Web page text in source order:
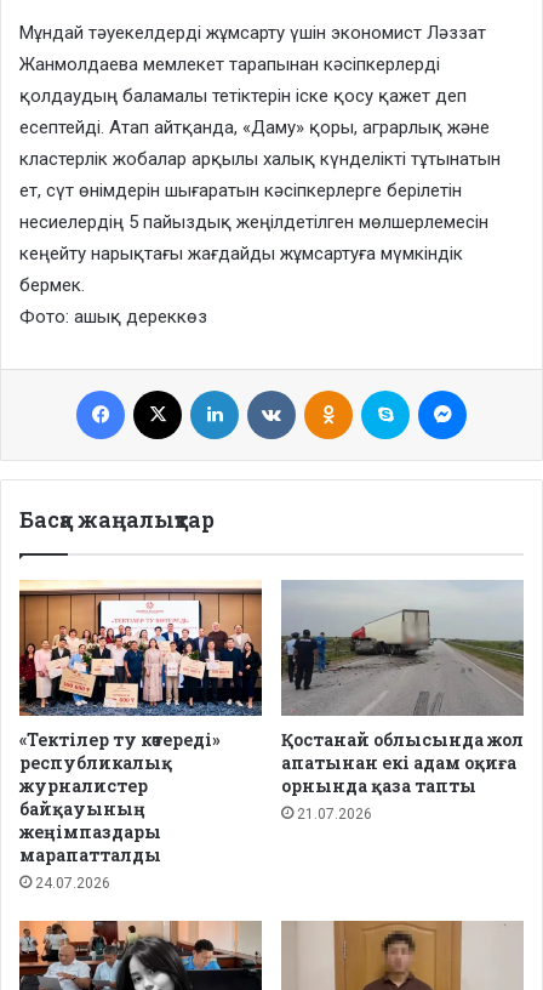
Мұндай тәуекелдерді жұмсарту үшін экономист Ләззат
Жанмолдаева мемлекет тарапынан кәсіпкерлерді
қолдаудың баламалы тетіктерін іске қосу қажет деп
есептейді. Атап айтқанда, «Даму» қоры, аграрлық және
кластерлік жобалар арқылы халық күнделікті тұтынатын
ет, сүт өнімдерін шығаратын кәсіпкерлерге берілетін
несиелердің 5 пайыздық жеңілдетілген мөлшерлемесін
кеңейту нарықтағы жағдайды жұмсартуға мүмкіндік
бермек.
Фото: ашық дереккөз
Facebook LinkedIn VKontakteOdnoklassniki
Skype
Басқа жаңалықтар
«Тектілер ту көтереді»
республикалық
журналистер
байқауының
жеңімпаздары
марапатталды
24.07.2026
Қостанай облысында жол
апатынан екі адам оқиға
орнында қаза тапты
21.07.2026